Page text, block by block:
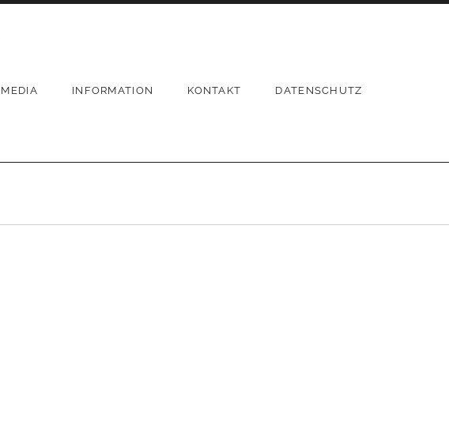
MEDIA INFORMATION KONTAKT DATENSCHUTZ